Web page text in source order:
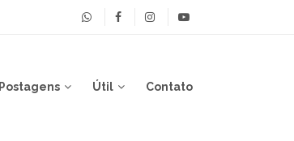
Postagens Útil Contato